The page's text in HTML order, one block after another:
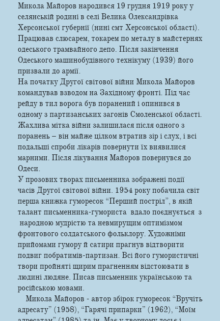
Микола Майоров народився 19 грудня 1919 року у
селянській родині в селі Велика Олександрівка
Херсонської губернії (нині смт Херсонської області).
Працював слюсарем, токарем по металу в майстернях
одеського трамвайного депо. Після закінчення
Одеського машинобудівного технікуму (1939) його
призвали до армії.
На початку Другої світової війни Микола Майоров
командував взводом на Західному фронті. Під час
рейду в тил ворога був поранений і опинився в
одному з партизанських загонів Смоленської області.
Жахлива мітка війни залишилася після одного з
поранень – він майже цілком втратив зір і слух, і всі
подальші спроби лікарів повернути їх виявилися
марними. Після лікування Майоров повернувся до
Одеси.
У прозових творах письменника зображені події
часів Другої світової війни. 1954 року побачила світ
перша книжка гуморесок “Перший постріл”, в якій
талант письменника­-гумориста вдало поєднується з
народною мудрістю та невмирущим оптимізмом
фронтового солдатського фольклору. Художніми
прийомами гумору й сатири прагнув відтворити
подвиг побратимів-партизан. Всі його гумористичні
твори пройняті щирим прагненням відстоювати в
людині людяне. Писав письменник українською та
російською мовами.
Микола Майоров - автор збірок гуморесок “Вручіть
адресату” (1958), “Гарячі припарки” (1962), “Моїм